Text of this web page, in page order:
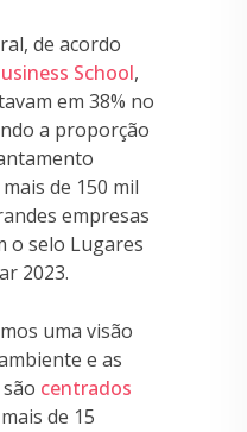
de acordo
School,
em 38% no
a proporção
de 150 mil
empresas
o selo Lugares
2023.
uma visão
e as
centrados
de 15